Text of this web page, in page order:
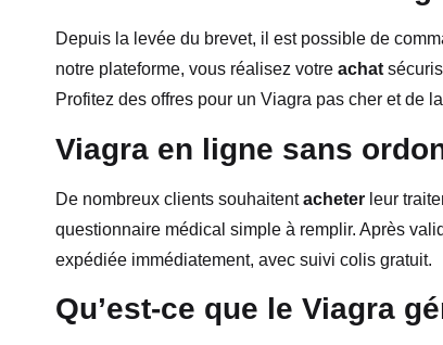
Depuis la levée du brevet, il est possible de
notre plateforme, vous réalisez votre achat
Profitez des offres pour un Viagra pas cher et de
Viagra en ligne sans
De nombreux clients souhaitentacheter leur
questionnaire médical simple à remplir. Après
expédiée immédiatement, avec suivi colis gratuit.
Qu’est-ce que le Viagra